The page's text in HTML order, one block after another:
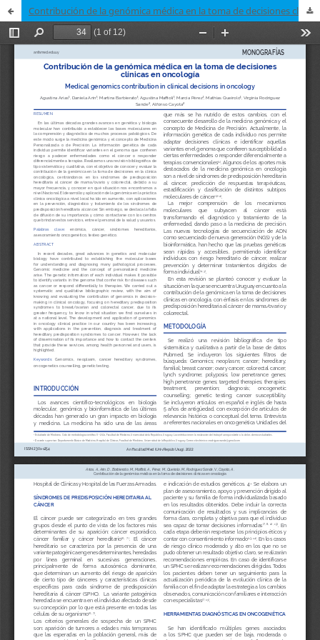
Contribución de la genómica médica en la toma de decisiones clínicas en oncología